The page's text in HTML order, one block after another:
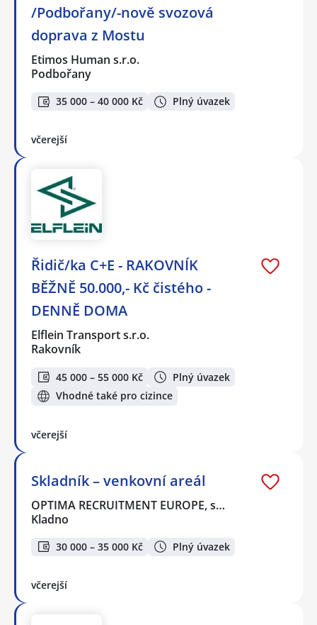
/Podbořany/-nově svozová
doprava z Mostu
Etimos Human s.r.o.
Podbořany
35 000 – 40 000 Kč Plný úvazek
včerejší
Řidič/ka C+E - RAKOVNÍK
BĚŽNĚ 50.000,- Kč čistého -
DENNĚ DOMA
Elflein Transport s.r.o.
Rakovník
45 000 – 55 000 Kč
Plný úvazek
Vhodné také pro cizince
včerejší
Skladník – venkovní areál
OPTIMA RECRUITMENT EUROPE, s…
Kladno
30 000 – 35 000 Kč Plný úvazek
včerejší